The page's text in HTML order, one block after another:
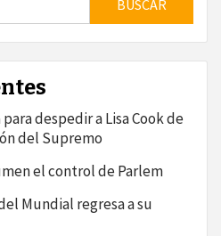
despedir a Lisa Cook de
del Supremo
el control de Parlem
Mundial regresa a su